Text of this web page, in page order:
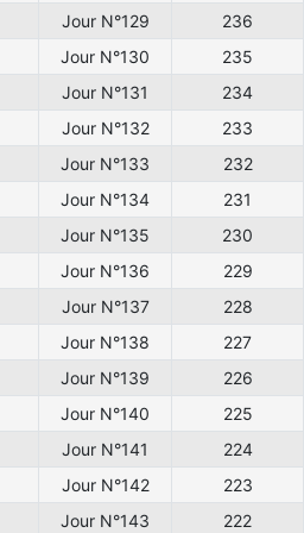
Jour N°129
236
Jour N°130
235
Jour N°131
234
Jour N°132
233
Jour N°133
232
Jour N°134
231
Jour N°135
230
Jour N°136
229
Jour N°137
228
Jour N°138
227
Jour N°139
226
Jour N°140
225
Jour N°141
224
Jour N°142
223
Jour N°143
222